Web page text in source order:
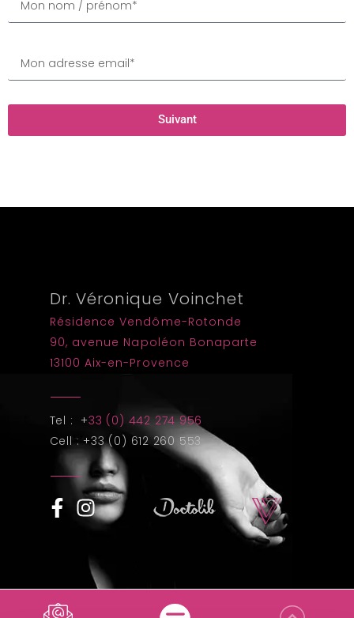
Suivant
Dr. Véronique Voinchet
Résidence Vendôme-Rotonde
90, avenue Napoléon Bonaparte
13100 Aix-en-Provence
Tel : +33 (0) 442 274 956
Cell : +33 (0) 612 260 553